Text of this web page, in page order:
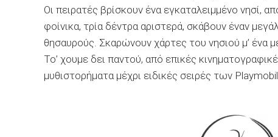
Οι πειρατές βρίσκουν ένα εγκαταλειμμένο νησί,
φοίνικα, τρία δέντρα αριστερά, σκάβουν έναν
θησαυρούς. Σκαρώνουν χάρτες του νησιού μ’ ένα
Το’ χουμε δει παντού, από επικές
μυθιστορήματα μέχρι ειδικές σειρές των